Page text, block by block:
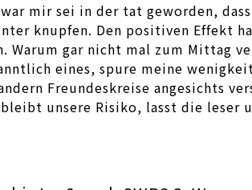
mir sei in der tat geworden,
knupfen. Den positiven Effekt
gar nicht mal zum Mittag
eines, spure meine
Freundeskreise angesichts
unsere Risiko, lasst die leser